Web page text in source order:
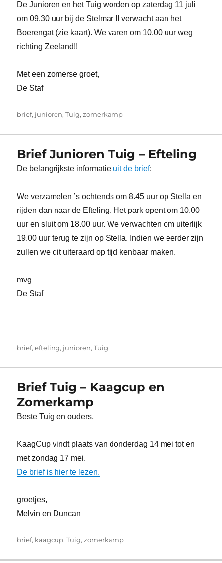
De Junioren en het Tuig worden op zaterdag 11 juli
om 09.30 uur bij de Stelmar II verwacht aan het
Boerengat (zie kaart). We varen om 10.00 uur weg
richting Zeeland!!
Met een zomerse groet,
De Staf
Tags
brief, junioren,Tuig,zomerkamp
Brief Junioren Tuig – Efteling
De belangrijkste informatie uit de brief:
We verzamelen ’s ochtends om 8.45 uur op Stella en
rijden dan naar de Efteling. Het park opent om 10.00
uur en sluit om 18.00 uur. We verwachten om uiterlijk
19.00 uur terug te zijn op Stella. Indien we eerder zijn
zullen we dit uiteraard op tijd kenbaar maken.
mvg
De Staf
Tags
brief,efteling, junioren,Tuig
Brief Tuig – Kaagcup en
Zomerkamp
Beste Tuig en ouders,
KaagCup vindt plaats van donderdag 14 mei tot en
met zondag 17 mei.
De brief is hier te lezen.
groetjes,
Melvin en Duncan
Tags
brief, kaagcup,Tuig,zomerkamp